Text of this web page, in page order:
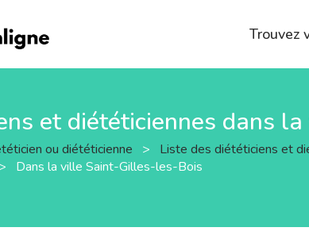
Trouvez
et diététiciennes dans
ou diététicienne > Liste des diététiciens et
> Dans la ville Saint-Gilles-les-Bois